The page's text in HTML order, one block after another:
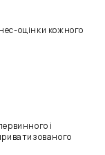
оцінки кожного
і